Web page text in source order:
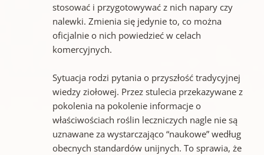
stosować i przygotowywać z nich napary czy
nalewki. Zmienia się jedynie to, co można
oficjalnie o nich powiedzieć w celach
komercyjnych.
Sytuacja rodzi pytania o przyszłość tradycyjnej
wiedzy ziołowej. Przez stulecia przekazywane z
pokolenia na pokolenie informacje o
właściwościach roślin leczniczych nagle nie są
uznawane za wystarczająco “naukowe” według
obecnych standardów unijnych. To sprawia, że